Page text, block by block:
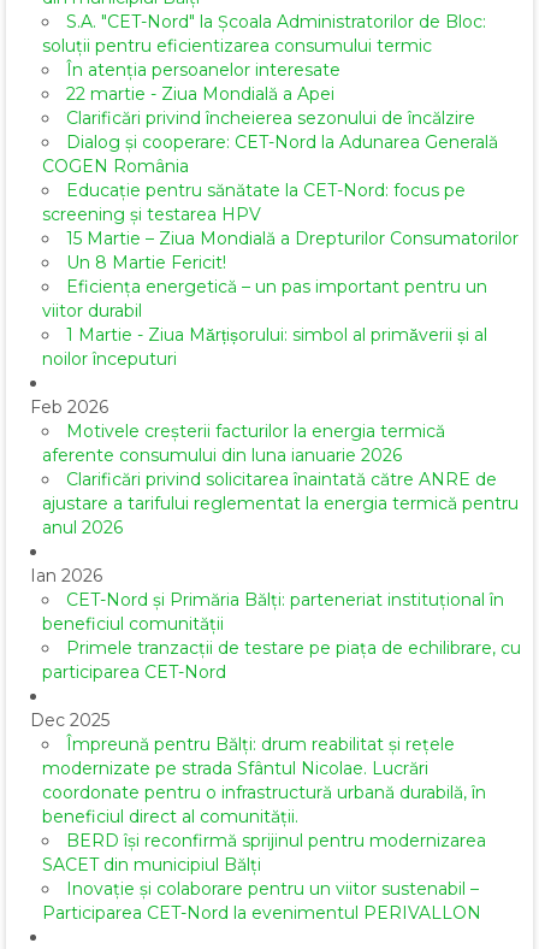
S.A. "CET-Nord" la Școala Administratorilor de Bloc:
soluții pentru eficientizarea consumului termic
În atenția persoanelor interesate
22 martie - Ziua Mondială a Apei
Clarificări privind încheierea sezonului de încălzire
Dialog și cooperare: CET-Nord la Adunarea Generală
COGEN România
Educație pentru sănătate la CET-Nord: focus pe
screening și testarea HPV
15 Martie – Ziua Mondială a Drepturilor Consumatorilor
Un 8 Martie Fericit!
Eficiența energetică – un pas important pentru un
viitor durabil
1 Martie - Ziua Mărțișorului: simbol al primăverii și al
noilor începuturi
Feb 2026
Motivele creșterii facturilor la energia termică
aferente consumului din luna ianuarie 2026
Clarificări privind solicitarea înaintată către ANRE de
ajustare a tarifului reglementat la energia termică pentru
anul 2026
Ian 2026
CET-Nord și Primăria Bălți: parteneriat instituțional în
beneficiul comunității
Primele tranzacții de testare pe piața de echilibrare, cu
participarea CET-Nord
Dec 2025
Împreună pentru Bălți: drum reabilitat și rețele
modernizate pe strada Sfântul Nicolae. Lucrări
coordonate pentru o infrastructură urbană durabilă, în
beneficiul direct al comunității.
BERD își reconfirmă sprijinul pentru modernizarea
SACET din municipiul Bălți
Inovație și colaborare pentru un viitor sustenabil –
Participarea CET-Nord la evenimentul PERIVALLON